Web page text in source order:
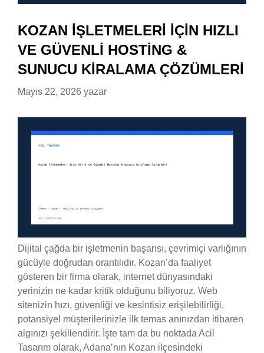
KOZAN İŞLETMELERI İÇIN HIZLI
VE GÜVENLI HOSTING &
SUNUCU KIRALAMA ÇÖZÜMLERI
Mayıs 22, 2026 yazar
Dijital çağda bir işletmenin başarısı, çevrimiçi varlığının
gücüyle doğrudan orantılıdır. Kozan’da faaliyet
gösteren bir firma olarak, internet dünyasındaki
yerinizin ne kadar kritik olduğunu biliyoruz. Web
sitenizin hızı, güvenliği ve kesintisiz erişilebilirliği,
potansiyel müşterilerinizle ilk temas anınızdan itibaren
algınızı şekillendirir. İşte tam da bu noktada Acil
Tasarım olarak, Adana’nın Kozan ilçesindeki